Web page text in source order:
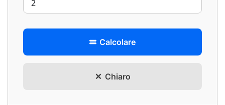
Calcolare
Chiaro